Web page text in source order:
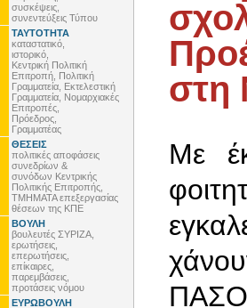
συσκέψεις,
συνεντεύξεις Τύπου
ΤΑΥΤΟΤΗΤΑ
καταστατικό,
ιστορικό,
Κεντρική Πολιτική
Επιτροπή, Πολιτική
Γραμματεία, Εκτελεστική
Γραμματεία, Νομαρχιακές
Επιτροπές,
Πρόεδρος,
Γραμματέας
ΘΕΣΕΙΣ
πολιτικές αποφάσεις
συνεδρίων &
συνόδων Κεντρικής
Πολιτικής Επιτροπής,
ΤΜΗΜΑΤΑ επεξεργασίας
θέσεων της ΚΠΕ
ΒΟΥΛΗ
βουλευτές ΣΥΡΙΖΑ,
ερωτήσεις,
επερωτήσεις,
επίκαιρες,
παρεμβάσεις,
προτάσεις νόμου
ΕΥΡΩΒΟΥΛΗ
στη
Με